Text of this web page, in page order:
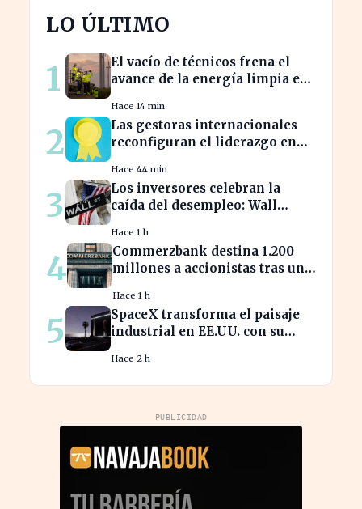
LO ÚLTIMO
1
El vacío de técnicos frena el
avance de la energía limpia en
Hace 14 min
2
Las gestoras internacionales
reconfiguran el liderazgo en
nombrados?
Hace 44 min
3
Los inversores celebran la
caída del desempleo: Wall
Hace 1 h
4
Commerzbank destina 1.200
millones a accionistas tras un
Hace 1 h
5
SpaceX transforma el paisaje
industrial en EE.UU. con su
zonas
Hace 2 h
PUBLICIDAD